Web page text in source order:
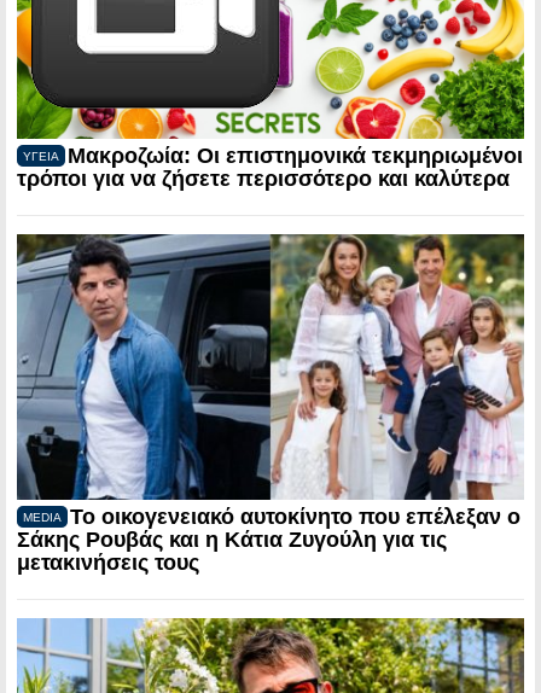
ΥΓΕΙΑ
Μακροζωία: Οι επιστημονικά τεκμηριωμένοι
τρόποι για να ζήσετε περισσότερο και καλύτερα
MEDIA
Το οικογενειακό αυτοκίνητο που επέλεξαν ο
Σάκης Ρουβάς και η Κάτια Ζυγούλη για τις
μετακινήσεις τους